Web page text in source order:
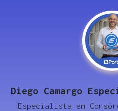
Diego Camargo
Especialista em